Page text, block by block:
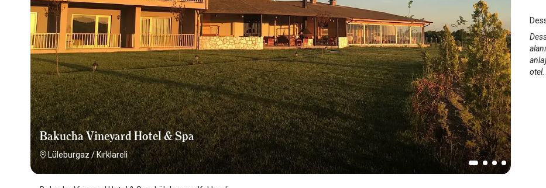
Bakucha Vineyard Hotel & Spa
Lüleburgaz / Kırklareli
otel.